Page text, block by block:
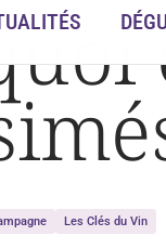
Les Clés du Vin